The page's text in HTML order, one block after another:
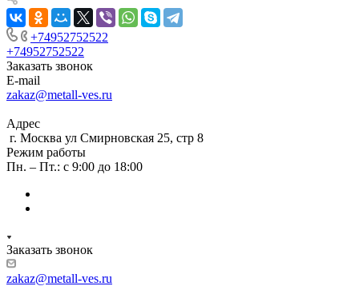
+74952752522
+74952752522
Заказать звонок
E-mail
zakaz@metall-ves.ru
Адрес
г. Москва ул Смирновская 25, стр 8
Режим работы
Пн. – Пт.: с 9:00 до 18:00
Заказать звонок
zakaz@metall-ves.ru